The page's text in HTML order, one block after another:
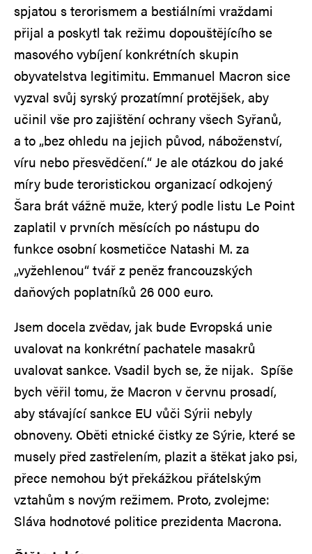
spjatou s terorismem a bestiálními vraždami
přijal a poskytl tak režimu dopouštějícího se
masového vybíjení konkrétních skupin
obyvatelstva legitimitu. Emmanuel Macron sice
vyzval svůj syrský prozatímní protějšek, aby
učinil vše pro zajištění ochrany všech Syřanů,
a to „bez ohledu na jejich původ, náboženství,
víru nebo přesvědčení.“ Je ale otázkou do jaké
míry bude teroristickou organizací odkojený
Šara brát vážně muže, který podle listu Le Point
zaplatil v prvních měsících po nástupu do
funkce osobní kosmetičce Natashi M. za
„vyžehlenou“ tvář z peněz francouzských
daňových poplatníků 26 000 euro.
Jsem docela zvědav, jak bude Evropská unie
uvalovat na konkrétní pachatele masakrů
uvalovat sankce. Vsadil bych se, že nijak. Spíše
bych věřil tomu, že Macron v červnu prosadí,
aby stávající sankce EU vůči Sýrii nebyly
obnoveny. Oběti etnické čistky ze Sýrie, které se
musely před zastřelením, plazit a štěkat jako psi,
přece nemohou být překážkou přátelským
vztahům s novým režimem. Proto, zvolejme:
Sláva hodnotové politice prezidenta Macrona.